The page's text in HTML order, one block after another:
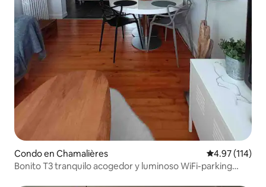
Condo en Chamalières Calificación
4.97 (114)
Bonito T3 tranquilo acogedor y luminoso WiFi-parking